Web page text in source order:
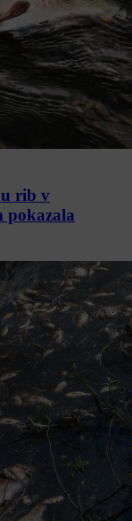
rib v
pokazala